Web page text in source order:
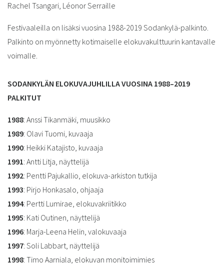
Rachel Tsangari, Léonor Serraille
Festivaaleilla on lisäksi vuosina 1988-2019 Sodankylä-palkinto.
Palkinto on myönnetty kotimaiselle elokuvakulttuurin kantavalle
voimalle.
SODANKYLÄN ELOKUVAJUHLILLA VUOSINA 1988–2019
PALKITUT
1988: Anssi Tikanmäki, muusikko
1989: Olavi Tuomi, kuvaaja
1990: Heikki Katajisto, kuvaaja
1991: Antti Litja, näyttelijä
1992: Pentti Pajukallio, elokuva-arkiston tutkija
1993: Pirjo Honkasalo, ohjaaja
1994: Pertti Lumirae, elokuvakriitikko
1995: Kati Outinen, näyttelijä
1996: Marja-Leena Helin, valokuvaaja
1997: Soli Labbart, näyttelijä
1998: Timo Aarniala, elokuvan monitoimimies